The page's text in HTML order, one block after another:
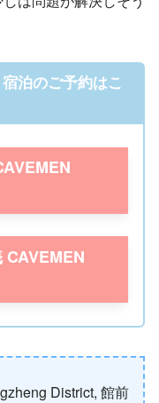
泊のご予約はこ
District, 館前